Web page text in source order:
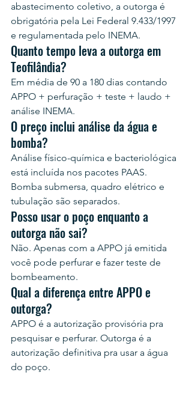
abastecimento coletivo, a outorga é
obrigatória pela Lei Federal 9.433/1997
e regulamentada pelo INEMA.
Quanto tempo leva a outorga em
Teofilândia?
Em média de 90 a 180 dias contando
APPO + perfuração + teste + laudo +
análise INEMA.
O preço inclui análise da água e
bomba?
Análise físico-química e bacteriológica
está incluída nos pacotes PAAS.
Bomba submersa, quadro elétrico e
tubulação são separados.
Posso usar o poço enquanto a
outorga não sai?
Não. Apenas com a APPO já emitida
você pode perfurar e fazer teste de
bombeamento.
Qual a diferença entre APPO e
outorga?
APPO é a autorização provisória pra
pesquisar e perfurar. Outorga é a
autorização definitiva pra usar a água
do poço.